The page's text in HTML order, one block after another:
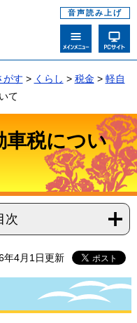
音声読み上げ
がす > くらし > 税金 > 軽自
て
税につい
次
年4月1日更新